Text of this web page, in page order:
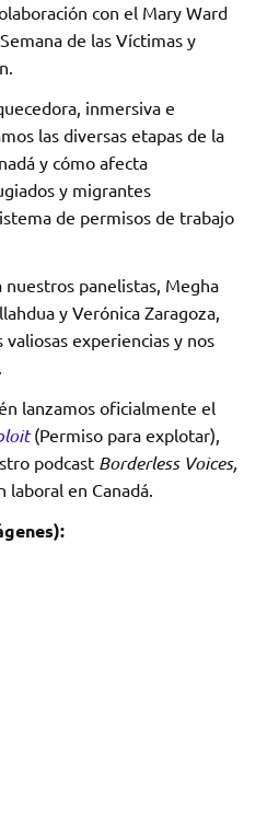
con el Mary Ward
de las Víctimas y
inmersiva e
las diversas etapas de la
y cómo afecta
y migrantes
de permisos de trabajo
nuestros panelistas, Megha
y Verónica Zaragoza,
experiencias y nos
lanzamos oficialmente el
(Permiso para explotar),
podcast Borderless Voices,
laboral en Canadá.